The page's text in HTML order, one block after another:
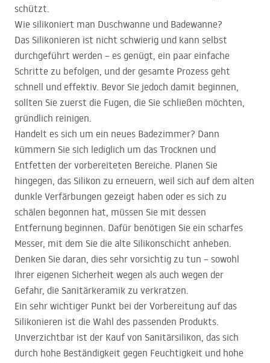
schützt.
Wie silikoniert man Duschwanne und Badewanne?
Das Silikonieren ist nicht schwierig und kann selbst
durchgeführt werden – es genügt, ein paar einfache
Schritte zu befolgen, und der gesamte Prozess geht
schnell und effektiv. Bevor Sie jedoch damit beginnen,
sollten Sie zuerst die Fugen, die Sie schließen möchten,
gründlich reinigen.
Handelt es sich um ein neues Badezimmer? Dann
kümmern Sie sich lediglich um das Trocknen und
Entfetten der vorbereiteten Bereiche. Planen Sie
hingegen, das Silikon zu erneuern, weil sich auf dem alten
dunkle Verfärbungen gezeigt haben oder es sich zu
schälen begonnen hat, müssen Sie mit dessen
Entfernung beginnen. Dafür benötigen Sie ein scharfes
Messer, mit dem Sie die alte Silikonschicht anheben.
Denken Sie daran, dies sehr vorsichtig zu tun – sowohl
Ihrer eigenen Sicherheit wegen als auch wegen der
Gefahr, die Sanitärkeramik zu verkratzen.
Ein sehr wichtiger Punkt bei der Vorbereitung auf das
Silikonieren ist die Wahl des passenden Produkts.
Unverzichtbar ist der Kauf von Sanitärsilikon, das sich
durch hohe Beständigkeit gegen Feuchtigkeit und hohe